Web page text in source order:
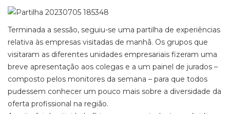
Terminada a sessão, seguiu-se uma partilha de experiências
relativa às empresas visitadas de manhã. Os grupos que
visitaram as diferentes unidades empresariais fizeram uma
breve apresentação aos colegas e a um painel de jurados –
composto pelos monitores da semana – para que todos
pudessem conhecer um pouco mais sobre a diversidade da
oferta profissional na região.